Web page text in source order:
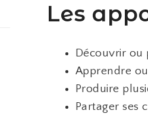
Les
Découvrir ou
Apprendre
Produire
Partager ses